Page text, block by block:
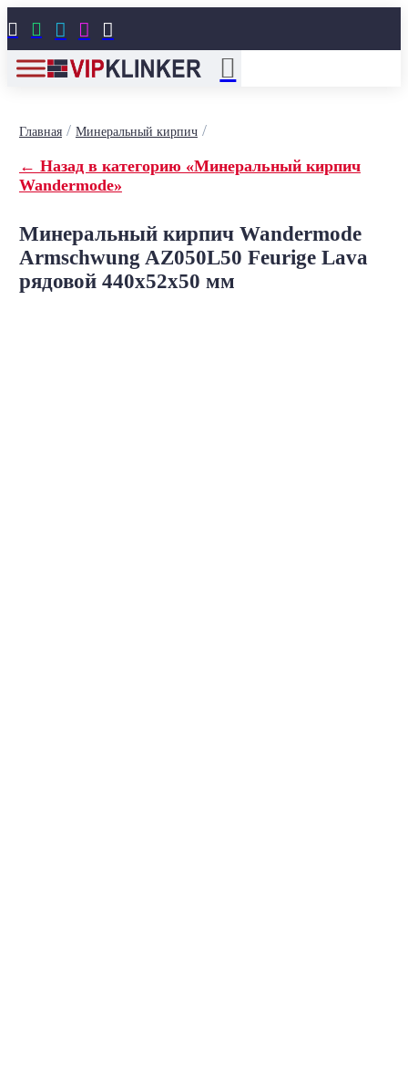
    
Главная/ Минеральный кирпич/
← Назад в категорию «Минеральный кирпич
Wandermode»
Минеральный кирпич Wandermode
Armschwung AZ050L50 Feurige Lava
рядовой 440x52x50 мм